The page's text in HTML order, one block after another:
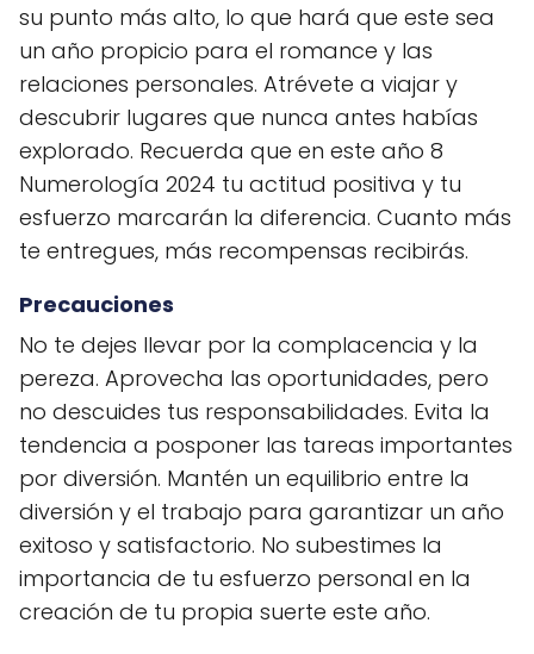
su punto más alto, lo que hará que este sea
un año propicio para el romance y las
relaciones personales. Atrévete a viajar y
descubrir lugares que nunca antes habías
explorado. Recuerda que en este año 8
Numerología 2024 tu actitud positiva y tu
esfuerzo marcarán la diferencia. Cuanto más
te entregues, más recompensas recibirás.
Precauciones
No te dejes llevar por la complacencia y la
pereza. Aprovecha las oportunidades, pero
no descuides tus responsabilidades. Evita la
tendencia a posponer las tareas importantes
por diversión. Mantén un equilibrio entre la
diversión y el trabajo para garantizar un año
exitoso y satisfactorio. No subestimes la
importancia de tu esfuerzo personal en la
creación de tu propia suerte este año.